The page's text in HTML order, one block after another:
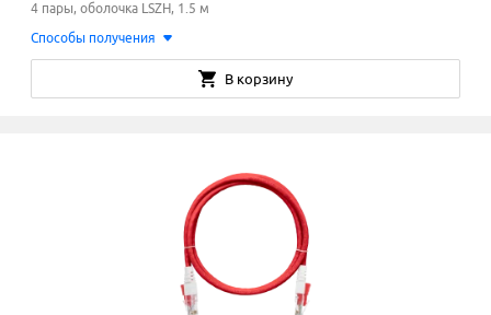
4 пары, оболочка LSZH, 1.5 м
Способы получения
В корзину